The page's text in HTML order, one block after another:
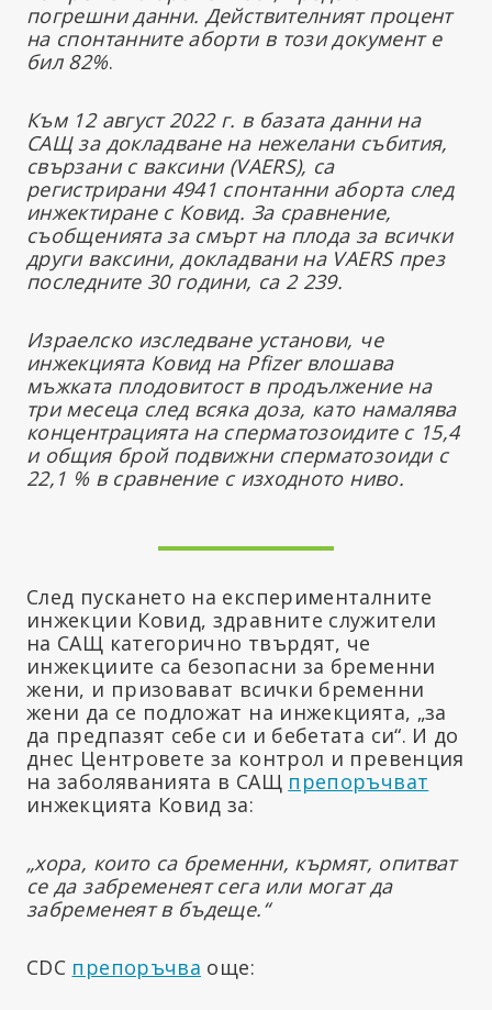
погрешни данни. Действителният процент
на спонтанните аборти в този документ е
бил 82%.
Към 12 август 2022 г. в базата данни на
САЩ за докладване на нежелани събития,
свързани с ваксини (VAERS), са
регистрирани 4941 спонтанни аборта след
инжектиране с Ковид. За сравнение,
съобщенията за смърт на плода за всички
други ваксини, докладвани на VAERS през
последните 30 години, са 2 239.
Израелско изследване установи, че
инжекцията Ковид на Pfizer влошава
мъжката плодовитост в продължение на
три месеца след всяка доза, като намалява
концентрацията на сперматозоидите с 15,4
и общия брой подвижни сперматозоиди с
22,1 % в сравнение с изходното ниво.
След пускането на експерименталните
инжекции Ковид, здравните служители
на САЩ категорично твърдят, че
инжекциите са безопасни за бременни
жени, и призовават всички бременни
жени да се подложат на инжекцията, „за
да предпазят себе си и бебетата си“. И до
днес Центровете за контрол и превенция
на заболяванията в САЩ препоръчват
инжекцията Ковид за:
„хора, които са бременни, кърмят, опитват
се да забременеят сега или могат да
забременеят в бъдеще.“
CDC препоръчва още: